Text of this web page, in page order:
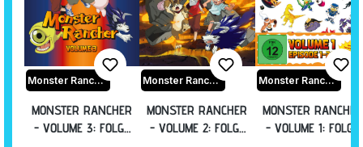
Monster Rancher
MONSTER RANCHER
- VOLUME 3: FOLGE
Monster Rancher
MONSTER RANCHER
- VOLUME 2: FOLGE
Monster Rancher
MONSTER RANCHER
- VOLUME 1: FOLGE